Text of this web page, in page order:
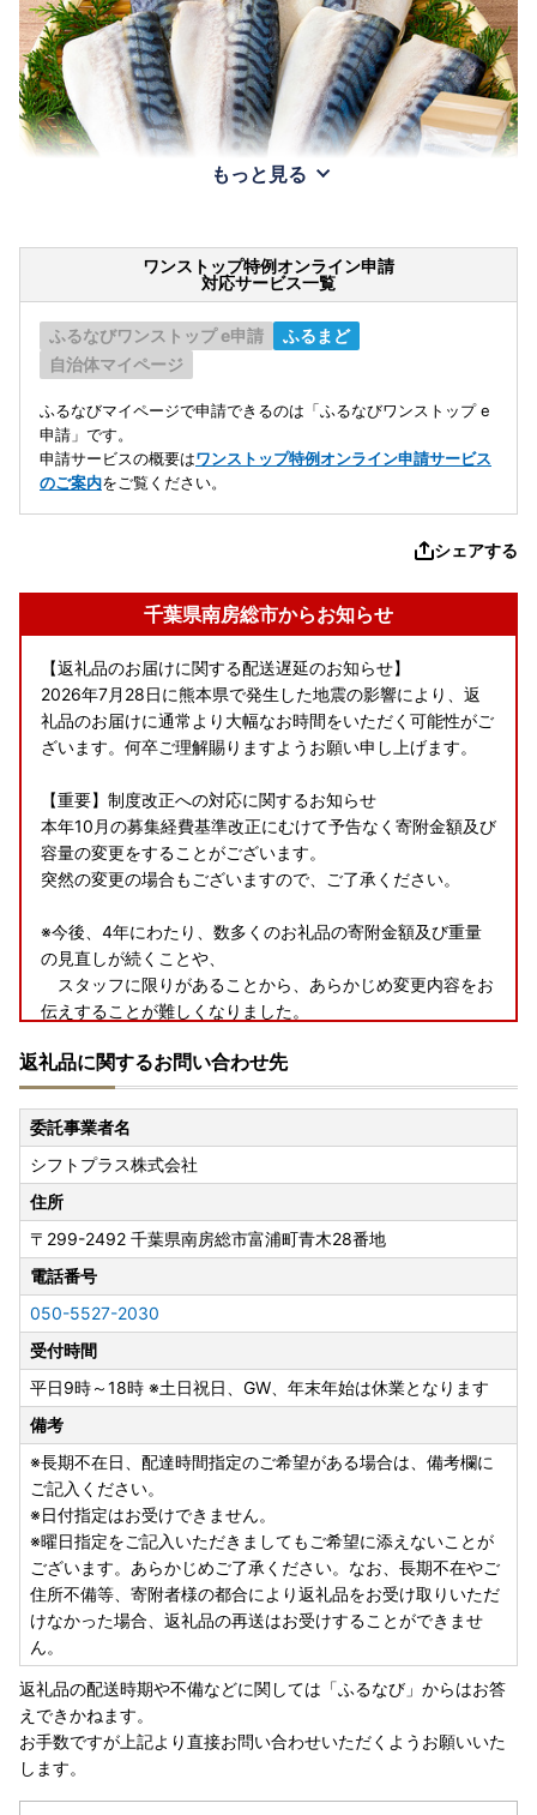
もっと見る
ワンストップ特例オンライン申請
対応サービス一覧
ふるなびワンストップ e申請
ふるまど
自治体マイページ
ふるなびマイページで申請できるのは「ふるなびワンストップ e
申請」です。
申請サービスの概要はワンストップ特例オンライン申請サービス
のご案内をご覧ください。
シェアする
千葉県南房総市からお知らせ
【返礼品のお届けに関する配送遅延のお知らせ】
2026年7月28日に熊本県で発生した地震の影響により、返
礼品のお届けに通常より大幅なお時間をいただく可能性がご
ざいます。何卒ご理解賜りますようお願い申し上げます。
【重要】制度改正への対応に関するお知らせ
本年10月の募集経費基準改正にむけて予告なく寄附金額及び
容量の変更をすることがございます。
突然の変更の場合もございますので、ご了承ください。
※今後、4年にわたり、数多くのお礼品の寄附金額及び重量
の見直しが続くことや、
スタッフに限りがあることから、あらかじめ変更内容をお
伝えすることが難しくなりました。
容赦賜り、
引き続き千葉県南房総市の応援をよろしくお願いいたしま
す。
【ワンストップ特例制度の申請サービス変更について】
以前は「自治体マイページ」からの申請にて対応可能でした
が、
2025年5月1日より「ふるまど」からの申請に変更となりま
した。
また、紙で申請していただいた方の申請状況については『ふ
るまど』に反映予定です。
オンラインでのワンストップ特例申請は、下記URLからお願
いいたします。
ふるまどURL：https://furumado.jp/
☆彡☆彡☆彡☆彡☆彡☆彡☆彡☆彡☆彡☆彡☆彡☆彡☆彡
-+-+-+-+-+-+-+-+-+-+-+-+-+-+-+-+-+-+-+-+-
【★返礼品レビューのご協力をおねがいします！★】
-+-+-+-+-+-+-+-+-+-+-+-+-+-+-+-+-+-+-+-+-
☆彡☆彡☆彡☆彡☆彡☆彡☆彡☆彡☆彡☆彡☆彡☆彡☆彡
寄附者の皆様のお声が、励みとなっております！是非、返礼
品へのレビューのご協力をお願いいたします！
返礼品に関するお問い合わせ先
委託事業者名
シフトプラス株式会社
住所
〒299-2492 千葉県南房総市富浦町青木28番地
電話番号
050-5527-2030
受付時間
平日9時～18時 ※土日祝日、GW、年末年始は休業となります
備考
※長期不在日、配達時間指定のご希望がある場合は、備考欄に
ご記入ください。
※日付指定はお受けできません。
※曜日指定をご記入いただきましてもご希望に添えないことが
ございます。あらかじめご了承ください。なお、長期不在やご
住所不備等、寄附者様の都合により返礼品をお受け取りいただ
けなかった場合、返礼品の再送はお受けすることができませ
ん。
返礼品の配送時期や不備などに関しては「ふるなび」からはお答
えできかねます。
お手数ですが上記より直接お問い合わせいただくようお願いいた
します。